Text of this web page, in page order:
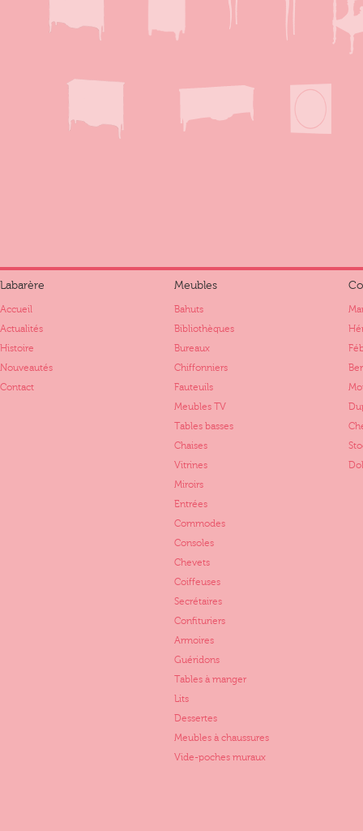
Labarère
Accueil
Actualités
Histoire
Nouveautés
Contact
Meubles
Bahuts
Bibliothèques
Bureaux
Chiffonniers
Fauteuils
Meubles TV
Tables basses
Chaises
Vitrines
Miroirs
Entrées
Commodes
Consoles
Chevets
Coiffeuses
Secrétaires
Confituriers
Armoires
Guéridons
Tables à manger
Lits
Dessertes
Meubles à chaussures
Vide-poches muraux